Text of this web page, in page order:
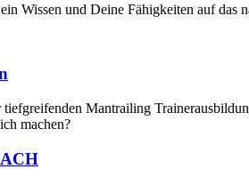
Wissen und Deine Fähigkeiten auf das
Mantrailing
machen?